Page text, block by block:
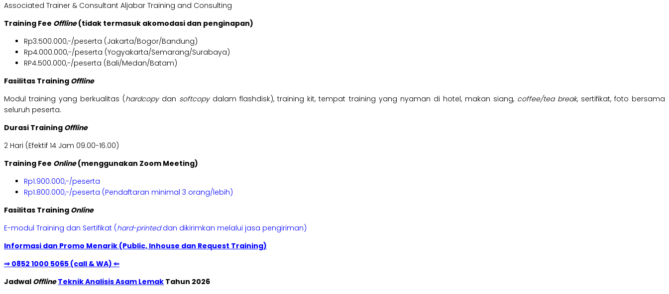
Associated Trainer & Consultant Aljabar Training and Consulting
Training Fee Offline(tidak termasuk akomodasi dan penginapan)
Rp3.500.000,-/peserta (Jakarta/Bogor/Bandung)
Rp4.000.000,-/peserta (Yogyakarta/Semarang/Surabaya)
RP4.500.000,-/peserta (Bali/Medan/Batam)
Fasilitas Training Offline
Modul training yang berkualitas (hardcopy dan softcopydalam flashdisk), training kit, tempat training yang nyaman di hotel, makan siang, coffee/tea break, sertifikat, foto bersama
seluruh peserta.
Durasi Training Offline
2 Hari (Efektif 14 Jam 09.00-16.00)
Training Fee Online(menggunakan Zoom Meeting)
Rp1.900.000,-/peserta
Rp1.800.000,-/peserta (Pendaftaran minimal 3 orang/lebih)
Fasilitas Training Online
E-modul Training dan Sertifikat (hard-printeddan dikirimkan melalui jasa pengiriman)
Informasi dan Promo Menarik (Public, Inhouse dan Request Training)
⇒ 0852 1000 5065 (call & WA) ⇐
Jadwal Offline Teknik Analisis Asam Lemak Tahun 2026